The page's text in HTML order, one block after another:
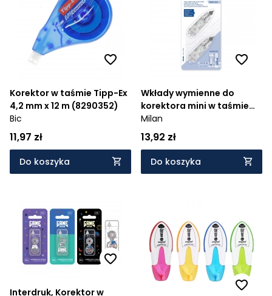
Korektor w taśmie Tipp-Ex
4,2 mm x 12 m (8290352)
Bic
11,97 zł
Do koszyka
Wkłady wymienne do
korektora mini w taśmie
Milan 1918 i extension, 2 szt.
Milan
13,92 zł
Do koszyka
Interdruk, Korektor w